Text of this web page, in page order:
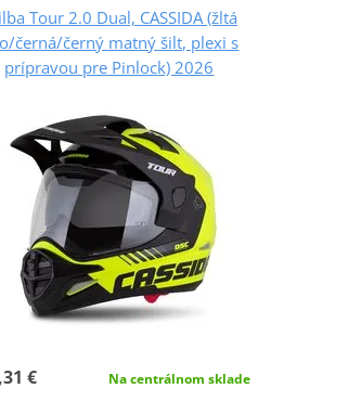
Tour 2.0 Dual, CASSIDA (žltá
černá/černý matný šilt, plexi s
prípravou pre Pinlock) 2026
€ Na centrálnom sklade